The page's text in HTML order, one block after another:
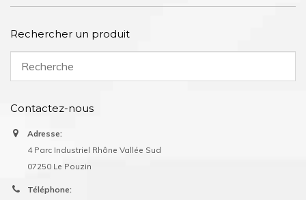
Rechercher un produit
Contactez-nous
Adresse:
4 Parc Industriel Rhône Vallée Sud
07250 Le Pouzin
Téléphone: